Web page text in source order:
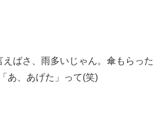
えばさ、雨多いじゃん。傘もらった
あ、あげた」って(笑)